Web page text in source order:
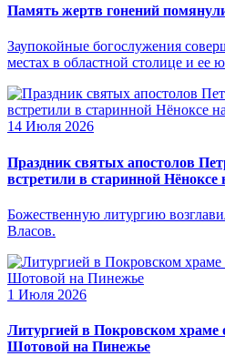
Память жертв гонений
Заупокойные богослужения
местах в областной столице и ее
14 Июля 2026
Праздник святых апостолов
встретили в старинной Нёноксе
Божественную литургию
Власов.
1 Июля 2026
Литургией в Покровском храме
Шотовой на Пинежье